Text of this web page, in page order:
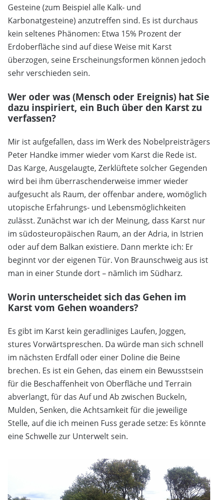
Gesteine (zum Beispiel alle Kalk- und
Karbonatgesteine) anzutreffen sind. Es ist durchaus
kein seltenes Phänomen: Etwa 15% Prozent der
Erdoberfläche sind auf diese Weise mit Karst
überzogen, seine Erscheinungsformen können jedoch
sehr verschieden sein.
Wer oder was (Mensch oder Ereignis) hat Sie
dazu inspiriert, ein Buch über den Karst zu
verfassen?
Mir ist aufgefallen, dass im Werk des Nobelpreisträgers
Peter Handke immer wieder vom Karst die Rede ist.
Das Karge, Ausgelaugte, Zerklüftete solcher Gegenden
wird bei ihm überraschenderweise immer wieder
aufgesucht als Raum, der offenbar andere, womöglich
utopische Erfahrungs- und Lebensmöglichkeiten
zulässt. Zunächst war ich der Meinung, dass Karst nur
im südosteuropäischen Raum, an der Adria, in Istrien
oder auf dem Balkan existiere. Dann merkte ich: Er
beginnt vor der eigenen Tür. Von Braunschweig aus ist
man in einer Stunde dort – nämlich im Südharz.
Worin unterscheidet sich das Gehen im
Karst vom Gehen woanders?
Es gibt im Karst kein geradliniges Laufen, Joggen,
stures Vorwärtspreschen. Da würde man sich schnell
im nächsten Erdfall oder einer Doline die Beine
brechen. Es ist ein Gehen, das einem ein Bewusstsein
für die Beschaffenheit von Oberfläche und Terrain
abverlangt, für das Auf und Ab zwischen Buckeln,
Mulden, Senken, die Achtsamkeit für die jeweilige
Stelle, auf die ich meinen Fuss gerade setze: Es könnte
eine Schwelle zur Unterwelt sein.